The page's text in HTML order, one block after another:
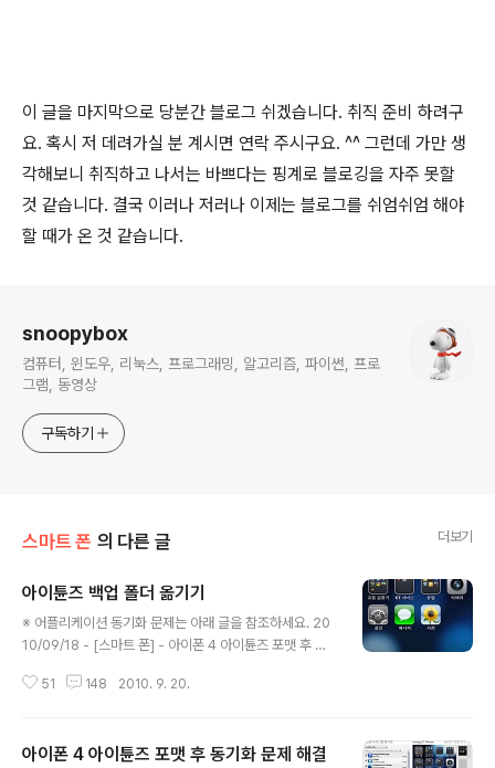
이 글을 마지막으로 당분간 블로그 쉬겠습니다. 취직 준비 하려구
요. 혹시 저 데려가실 분 계시면 연락 주시구요. ^^ 그런데 가만 생
각해보니 취직하고 나서는 바쁘다는 핑계로 블로깅을 자주 못할
것 같습니다. 결국 이러나 저러나 이제는 블로그를 쉬엄쉬엄 해야
할 때가 온 것 같습니다.
snoopybox
컴퓨터, 윈도우, 리눅스, 프로그래밍, 알고리즘, 파이썬, 프로
그램, 동영상
구독하기
스마트 폰 의 다른 글 더보기
아이튠즈 백업 폴더 옮기기
※ 어플리케이션 동기화 문제는 아래 글을 참조하세요. 20
10/09/18 - [스마트 폰] - 아이폰 4 아이튠즈 포맷 후 동
이건 질문 받은 내용이고 별로 복잡하지 않아서 그냥 올려
을 제외한 아이폰 내부에 관한 백업인 것 같습니다. 그러니
51 148 2010. 9. 20.
아이폰 4 아이튠즈 포맷 후 동기화 문제 해결